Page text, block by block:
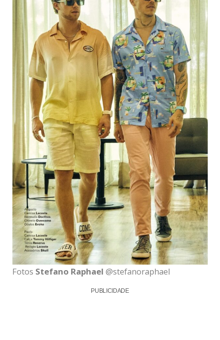
Fotos Stefano Raphael @stefanoraphael
PUBLICIDADE